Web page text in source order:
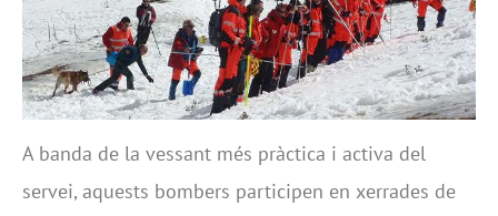
A banda de la vessant més pràctica i activa del
servei, aquests bombers participen en xerrades de